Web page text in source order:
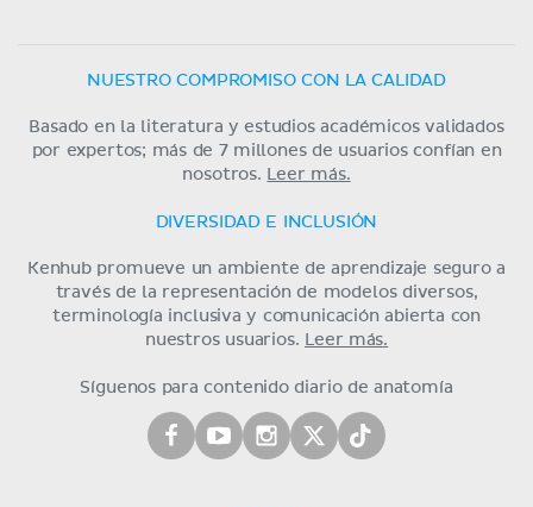
NUESTRO COMPROMISO CON LA CALIDAD
Basado en la literatura y estudios académicos validados
por expertos; más de 7 millones de usuarios confían en
nosotros. Leer más.
DIVERSIDAD E INCLUSIÓN
Kenhub promueve un ambiente de aprendizaje seguro a
través de la representación de modelos diversos,
terminología inclusiva y comunicación abierta con
nuestros usuarios. Leer más.
Síguenos para contenido diario de anatomía